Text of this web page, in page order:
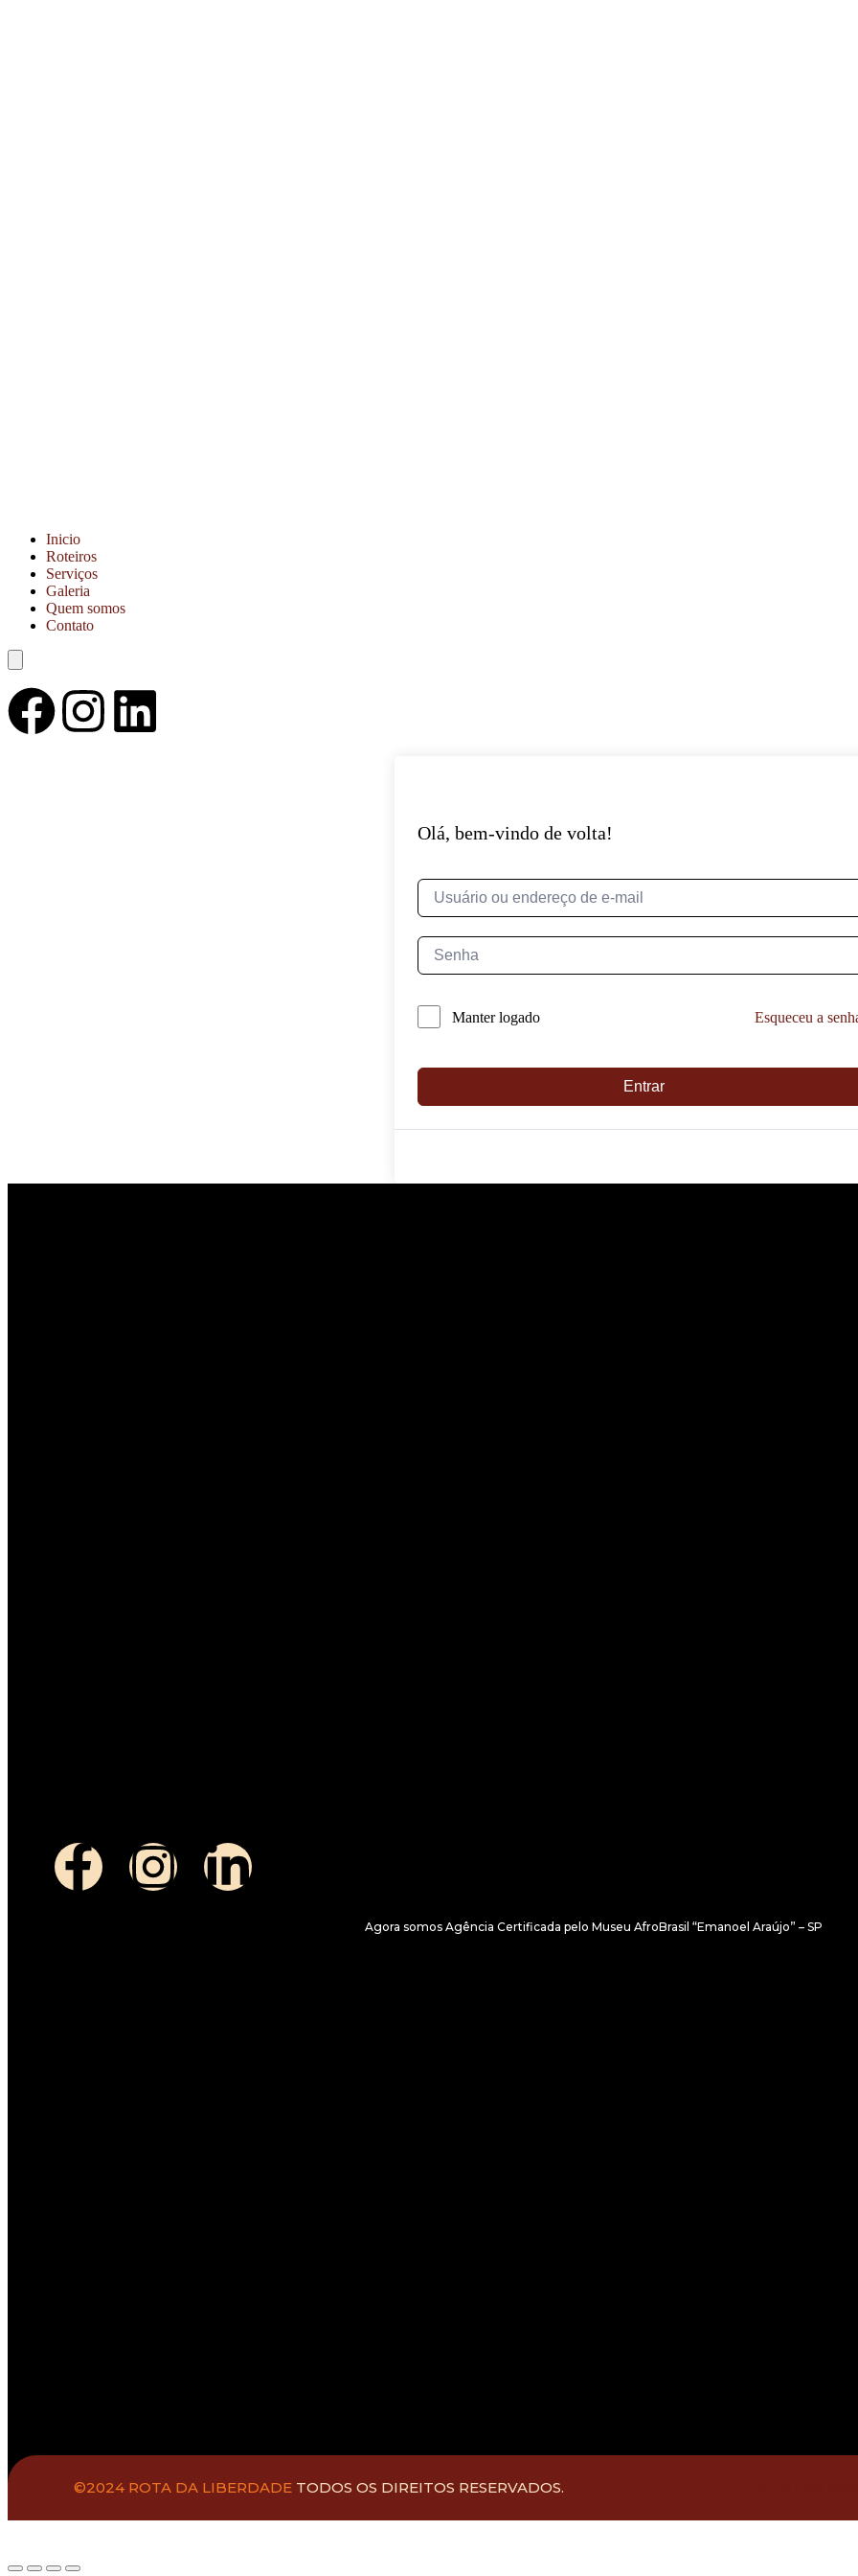
Inicio
Roteiros
Serviços
Galeria
Quem somos
Contato
Olá, bem-vindo de volta!
Manter logado Esqueceu a
Entrar
Agora somos Agência Certificada pelo Museu AfroBrasil “Emanoel Araújo” – SP
©2024 ROTA DA LIBERDADE TODOS OS DIREITOS RESERVADOS.